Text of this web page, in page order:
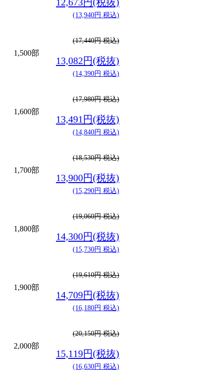
(13,940円 税込)
1,500部
(17,440円 税込)
13,082円(税抜)
(14,390円 税込)
1,600部
(17,980円 税込)
13,491円(税抜)
(14,840円 税込)
1,700部
(18,530円 税込)
13,900円(税抜)
(15,290円 税込)
1,800部
(19,060円 税込)
14,300円(税抜)
(15,730円 税込)
1,900部
(19,610円 税込)
14,709円(税抜)
(16,180円 税込)
2,000部
(20,150円 税込)
15,119円(税抜)
(16,630円 税込)